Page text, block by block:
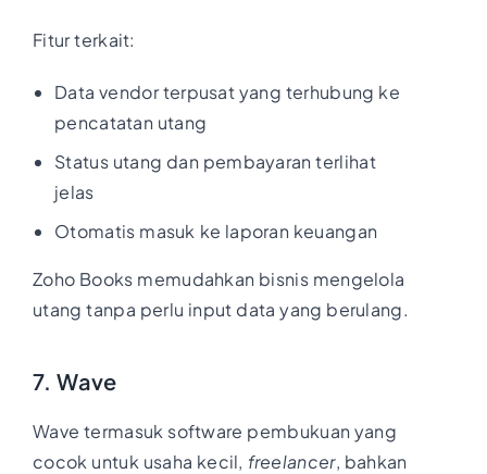
Fitur terkait:
Data vendor terpusat yang terhubung ke
pencatatan utang
Status utang dan pembayaran terlihat
jelas
Otomatis masuk ke laporan keuangan
Zoho Books memudahkan bisnis mengelola
utang tanpa perlu input data yang berulang.
7. Wave
Wave termasuk software pembukuan yang
cocok untuk usaha kecil, freelancer, bahkan